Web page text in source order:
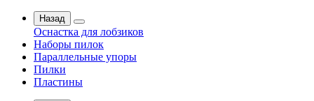
Назад
Оснастка для лобзиков
Наборы пилок
Параллельные упоры
Пилки
Пластины